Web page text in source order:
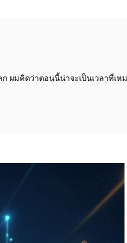
ผมคิดว่าตอนนี้น่าจะเป็นเวลาที่เ